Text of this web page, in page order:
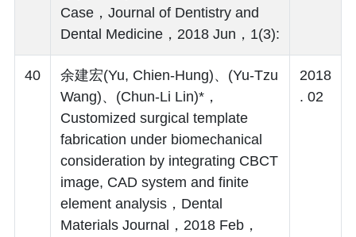
Case，Journal of Dentistry and
Dental Medicine，2018 Jun，1(3):
40
余建宏(Yu, Chien-Hung)、(Yu-Tzu
Wang)、(Chun-Li Lin)*，
Customized surgical template
fabrication under biomechanical
consideration by integrating CBCT
image, CAD system and finite
element analysis，Dental
Materials Journal，2018 Feb，
2018
. 02